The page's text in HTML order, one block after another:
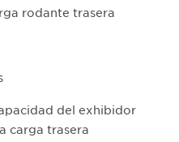
rodante trasera
del exhibidor
carga trasera